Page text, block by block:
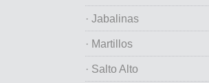
· Jabalinas
· Martillos
· Salto Alto